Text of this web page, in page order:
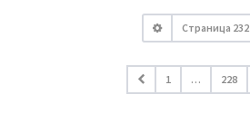
Страница 232
1 … 228